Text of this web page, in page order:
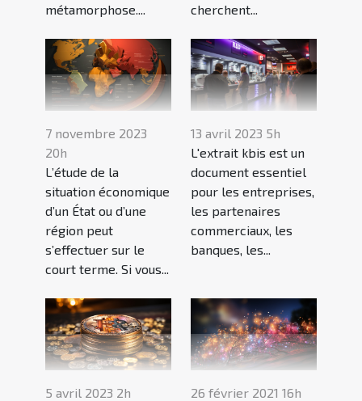
métamorphose....
cherchent...
7 novembre 2023
20h
L’étude de la
situation économique
d’un État ou d’une
région peut
s’effectuer sur le
court terme. Si vous...
13 avril 2023 5h
L'extrait kbis est un
document essentiel
pour les entreprises,
les partenaires
commerciaux, les
banques, les...
5 avril 2023 2h
26 février 2021 16h